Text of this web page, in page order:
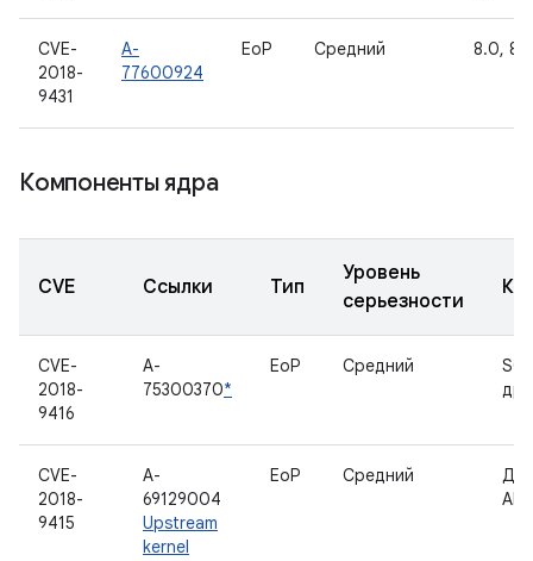
CVE-
2018-
9431
A-
77600924
EoP Средний 8.0, 8.1
Компоненты ядра
CVE Ссылки Тип
Уровень
серьезности
CVE-
2018-
9416
A-
75300370*
EoP Средний
CVE-
2018-
9415
A-
69129004
Upstream
kernel
EoP Средний